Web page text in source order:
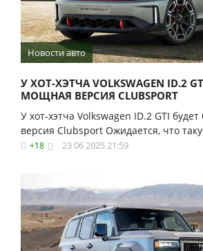
Новости авто
У ХОТ-ХЭТЧА VOLKSWAGEN ID.2
МОЩНАЯ ВЕРСИЯ CLUBSPORT
У хот-хэтча Volkswagen ID.2 GTI
версия Clubsport Ожидается, что
+18 23 06 2025 21:59